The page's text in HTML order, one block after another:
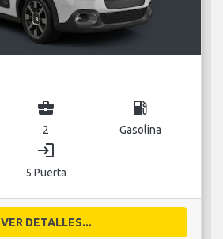
business_center
2
local_gas_station
Gasolina
login
5 Puerta
VER DETALLES...